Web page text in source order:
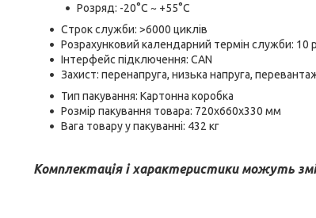
Розряд: -20°C ~ +55°C
Строк служби: >6000 циклів
Розрахунковий календарний термін служби: 10
Інтерфейс підключення: CAN
Захист: перенапруга, низька напруга,
Тип пакування: Картонна коробка
Розмір пакування товара: 720х660х330 мм
Вага товару у пакуванні: 432 кг
Комплектація і характеристики можуть